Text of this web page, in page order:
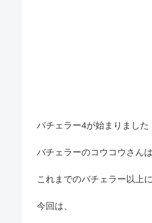
バチェラー4が始まりました
バチェラーのコウコウさんは
これまでのバチェラー以上
今回は、